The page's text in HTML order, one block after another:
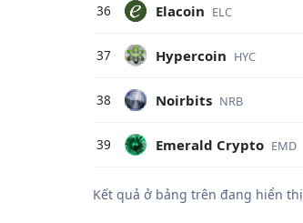
36 Elacoin ELC
37 Hypercoin HYC
38 Noirbits NRB
39 Emerald Crypto EMD
Kết quả ở bảng trên đang hiển thị